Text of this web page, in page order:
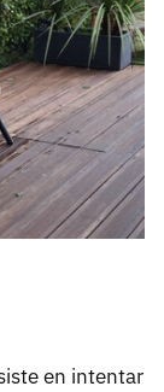
en intentar